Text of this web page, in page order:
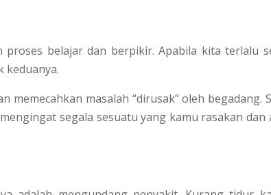
belajar dan berpikir. Apabila kita terlalu
keduanya.
memecahkan masalah “dirusak” oleh begadang.
segala sesuatu yang kamu rasakan dan